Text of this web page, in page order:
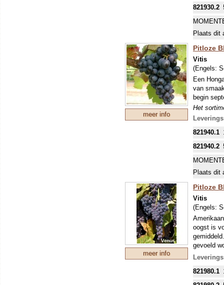
tegen
821930.2
Plaats dit
meer info
Pitloze
Vitis
(Engels:
Een
van
begin
Het
druiven
vormen.
tegen
821940.1
821940.2
Plaats dit
meer info
Pitloze
Vitis
(Engels:
oogst is
gevoeld
stevig en
Het
druiven
821980.1